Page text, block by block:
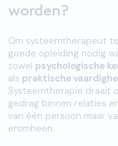
worden?
Om systeemtherapeut
goede opleiding nodig
zowel psychologische
als praktische
Systeemtherapie draait
gedrag binnen relaties
van één persoon maar
eromheen.